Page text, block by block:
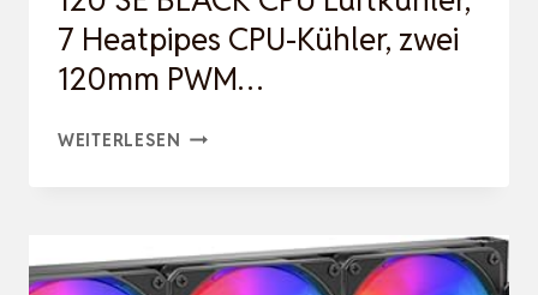
KÜHL…
7 Heatpipes CPU-Kühler, zwei
120mm PWM…
WEITERLESEN THERMALRIGHT
SE